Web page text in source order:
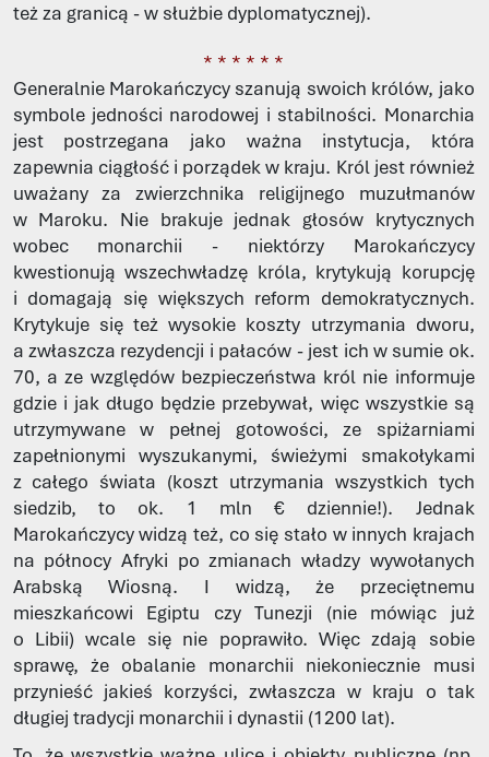
też za granicą - w służbie dyplomatycznej).
* * * * * *
Generalnie Marokańczycy szanują swoich królów, jako
symbole jedności narodowej i stabilności. Monarchia
jest postrzegana jako ważna instytucja, która
zapewnia ciągłość i porządek w kraju. Król jest również
uważany za zwierzchnika religijnego muzułmanów
w Maroku. Nie brakuje jednak głosów krytycznych
wobec monarchii - niektórzy Marokańczycy
kwestionują wszechwładzę króla, krytykują korupcję
i domagają się większych reform demokratycznych.
Krytykuje się też wysokie koszty utrzymania dworu,
a zwłaszcza rezydencji i pałaców - jest ich w sumie ok.
70, a ze względów bezpieczeństwa król nie informuje
gdzie i jak długo będzie przebywał, więc wszystkie są
utrzymywane w pełnej gotowości, ze spiżarniami
zapełnionymi wyszukanymi, świeżymi smakołykami
z całego świata (koszt utrzymania wszystkich tych
siedzib, to ok. 1 mln € dziennie!). Jednak
Marokańczycy widzą też, co się stało w innych krajach
na północy Afryki po zmianach władzy wywołanych
Arabską Wiosną. I widzą, że przeciętnemu
mieszkańcowi Egiptu czy Tunezji (nie mówiąc już
o Libii) wcale się nie poprawiło. Więc zdają sobie
sprawę, że obalanie monarchii niekoniecznie musi
przynieść jakieś korzyści, zwłaszcza w kraju o tak
długiej tradycji monarchii i dynastii (1200 lat).